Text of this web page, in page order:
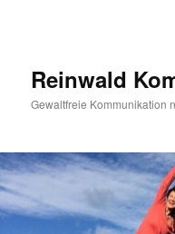
Reinwald
Gewaltfreie Kommunikation